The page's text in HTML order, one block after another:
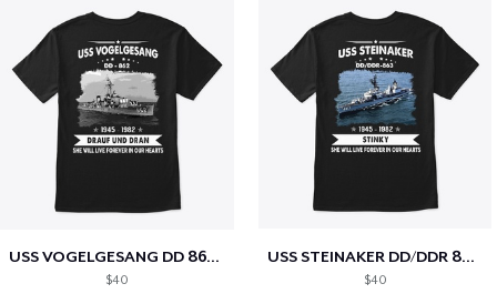
USS VOGELGESANG DD 862 MEMORIES
$40
USS STEINAKER DD/DDR 863 MEMORIES
$40